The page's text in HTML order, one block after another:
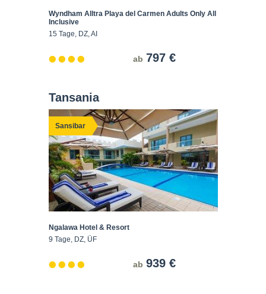
Wyndham Alltra Playa del Carmen Adults Only All
Inclusive
15 Tage, DZ, AI
ab 797 €
Tansania
Sansibar
Ngalawa Hotel & Resort
9 Tage, DZ, ÜF
ab 939 €